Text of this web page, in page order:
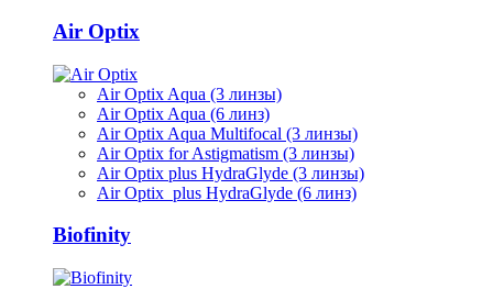
Air Optix
Air Optix Aqua (3 линзы)
Air Optix Aqua (6 линз)
Air Optix Aqua Multifocal (3 линзы)
Air Optix for Astigmatism (3 линзы)
Air Optix plus HydraGlyde (3 линзы)
Air Optix plus HydraGlyde (6 линз)
Biofinity